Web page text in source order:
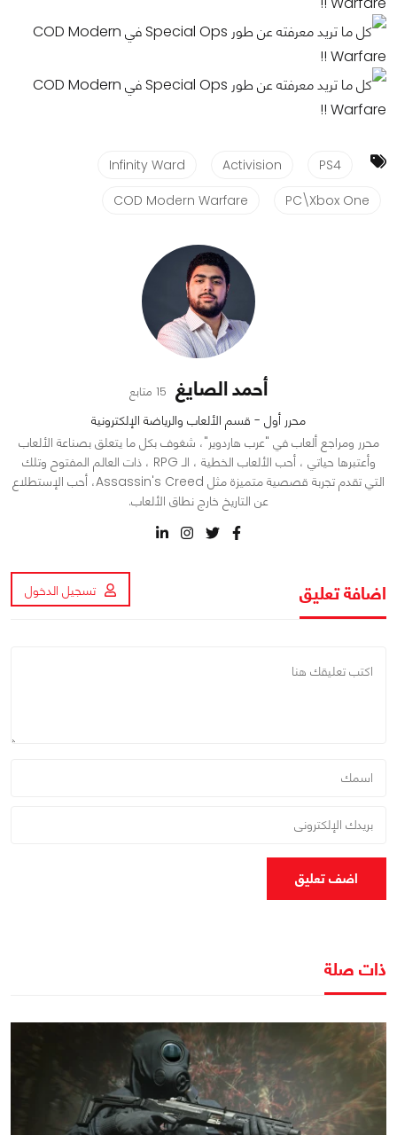
PS4
Activision
Infinity Ward
PC\Xbox One
COD Modern Warfare
أحمد الصايغ 15 متابع
محرر أول - قسم الألعاب والرياضة الإلكترونية
محرر ومراجع ألعاب في "عرب هاردوير"، شغوف بكل ما يتعلق بصناعة الألعاب
وأعتبرها حياتي ، أحب الألعاب الخطية ، الـ RPG ، ذات العالم المفتوح وتلك
التي تقدم تجربة قصصية متميزة مثل Assassin's Creed، أحب الإستطلاع
عن التاريخ خارج نطاق الألعاب.
اضافة تعليق تسجيل الدخول
اضف تعليق
ذات صلة